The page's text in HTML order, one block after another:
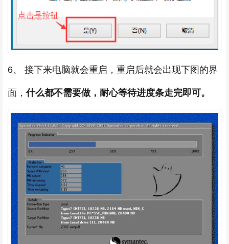
6、 接下来电脑就会重启，重启后就会出现下图的界
面，什么都不需要做，耐心等待进度条走完即可。